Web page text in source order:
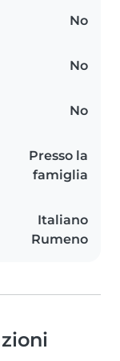
No
No
No
Presso la
famiglia
Italiano
Rumeno